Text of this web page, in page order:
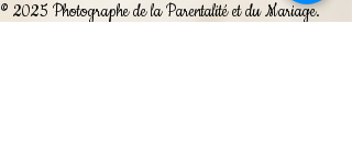
© 2025 Photographe de la Parentalité et du Mariage.